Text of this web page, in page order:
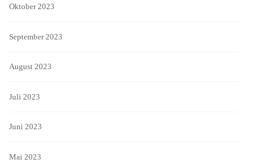
Oktober 2023
September 2023
August 2023
Juli 2023
Juni 2023
Mai 2023